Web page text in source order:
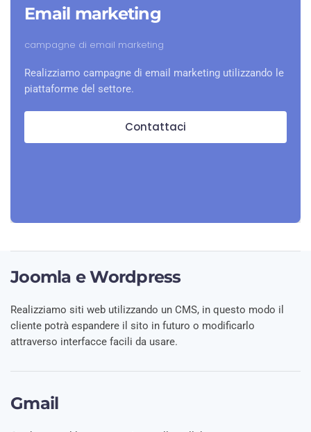
Email marketing
campagne di email marketing
Realizziamo campagne di email marketing utilizzando le
piattaforme del settore.
Contattaci
Joomla e Wordpress
Realizziamo siti web utilizzando un CMS, in questo modo il
cliente potrà espandere il sito in futuro o modificarlo
attraverso interfacce facili da usare.
Gmail